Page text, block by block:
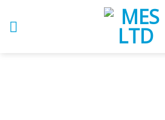
content